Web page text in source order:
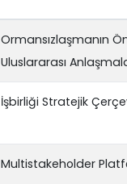
Ormansızlaşmanın
Uluslararası
İşbirliği Stratejik
Multistakeholder